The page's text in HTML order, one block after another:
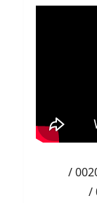
اشرف مشرف المحامي/ 00201118850506 /